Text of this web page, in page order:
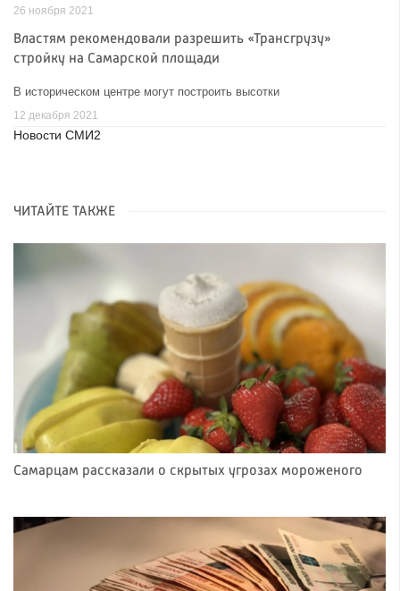
26 ноября 2021
Властям рекомендовали разрешить «Трансгрузу»
стройку на Самарской площади
В историческом центре могут построить высотки
12 декабря 2021
Новости СМИ2
ЧИТАЙТЕ ТАКЖЕ
Самарцам рассказали о скрытых угрозах мороженого